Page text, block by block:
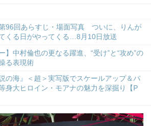
第96回あらすじ・場面写真 ついに、りんが
くる日がやってくる…8月10日放送
】中村倫也の更なる躍進、“受け”と“攻め”の
る表現術
の海』＜超＞実写版でスケールアップ＆パ
身大ヒロイン・モアナの魅力を深掘り【P